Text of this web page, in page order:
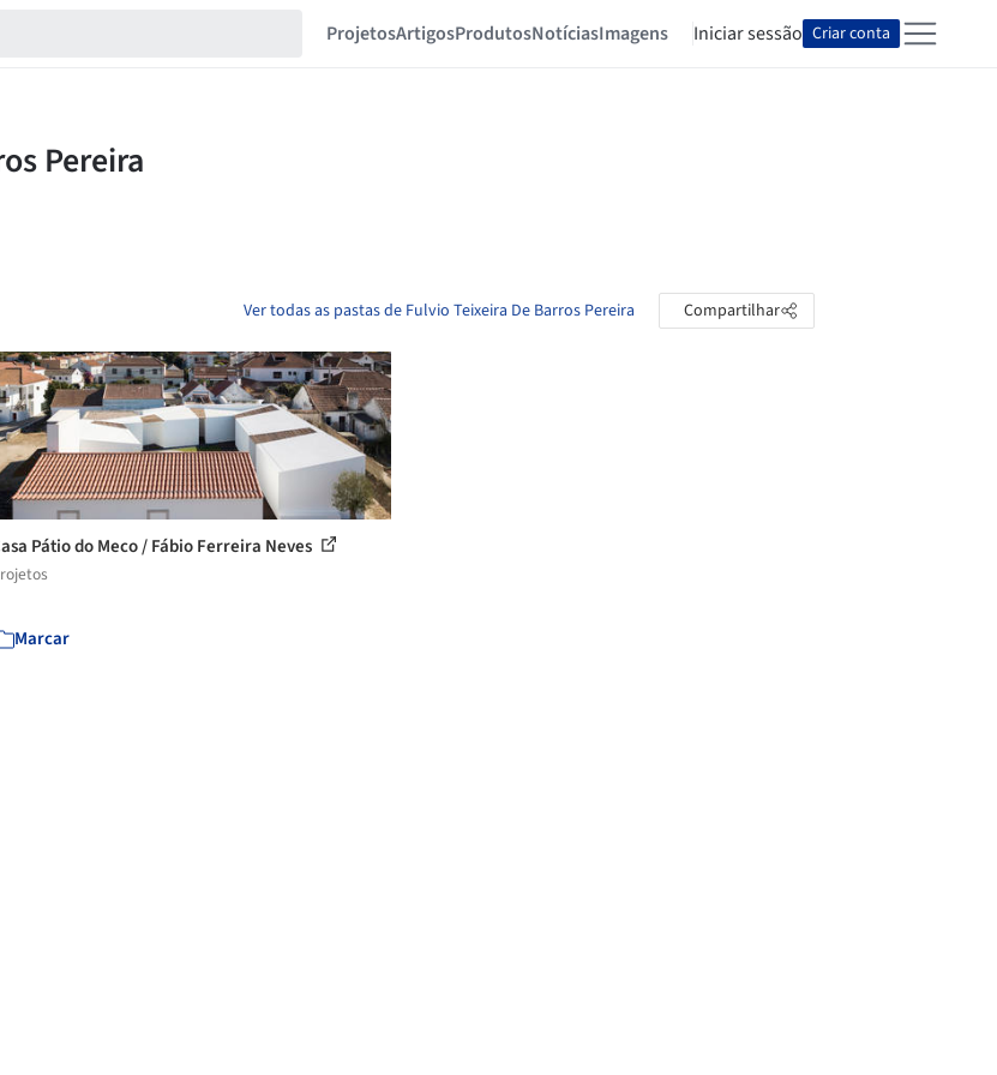
ProjetosArtigosProdutosNotíciasImagens Iniciar sessão Criar conta
Ver todas as pastas de Fulvio Teixeira De Barros Pereira Compartilhar
Pátio do Meco / Fábio Ferreira Neves
Marcar